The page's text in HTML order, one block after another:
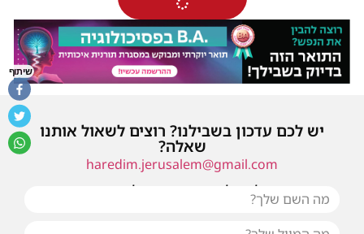
יש לכם עדכון בשבילנו? רוצים לשאול אותנו
שאלה?
haredim.jerusalem@gmail.com
או שילחו אלינו פנייה ונחזור אליכם בהקדם
שיתוף